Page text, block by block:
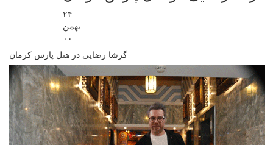
۲۴
بهمن
۰۰
گرشا رضایی در هتل پارس کرمان